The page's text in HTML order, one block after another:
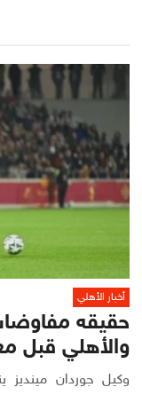
أخبار الأهلي
حقيقه
والأهلي قبل
وكيل جوردان